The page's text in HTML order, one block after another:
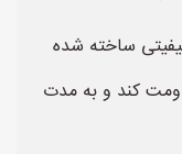
ساخته شده
کند و به مدت